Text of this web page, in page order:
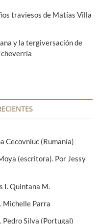
traviesos de Matías Villa
y la tergiversación de
Cecovniuc (Rumanía)
(escritora). Por Jessy
I. Quintana M.
Michelle Parra
Silva (Portugal)